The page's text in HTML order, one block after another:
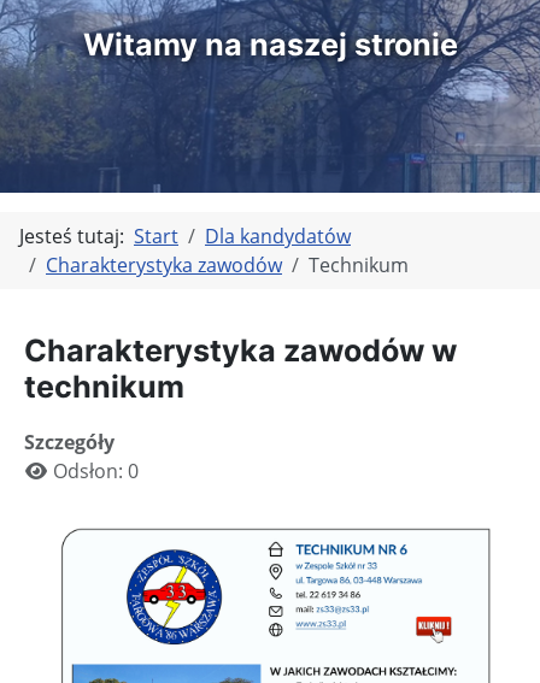
Witamy na naszej stronie
Jesteś tutaj: Start
Dla kandydatów
Charakterystyka zawodów
Technikum
Charakterystyka zawodów w
technikum
Szczegóły
Odsłon: 0